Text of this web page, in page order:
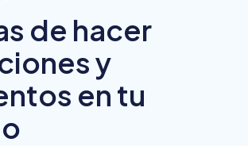
de hacer
y
en tu